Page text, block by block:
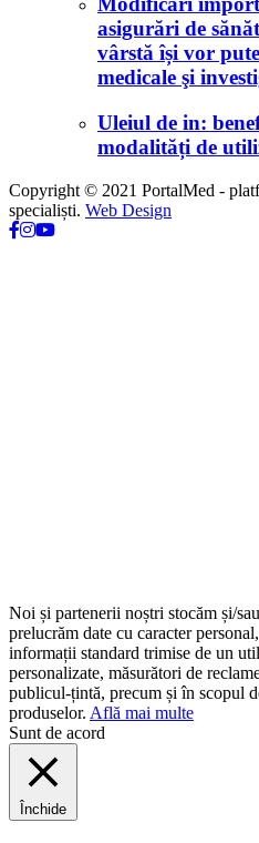
asigurări de
vârstă își vor
medicale şi
Uleiul de in:
modalități de
Copyright © 2021 PortalMed -
specialiști. Web Design
Noi și partenerii noștri stocăm și/
prelucrăm date cu caracter
informații standard trimise de un
personalizate, măsurători de
publicul-țintă, precum și în scopul
produselor. Află mai multe
Sunt de acord
Închide